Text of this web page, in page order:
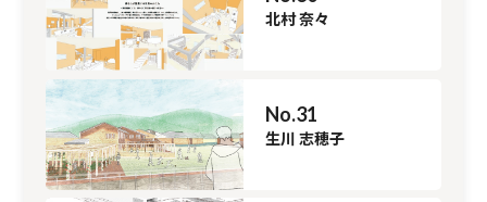
北村 奈々
No.31
生川 志穂子